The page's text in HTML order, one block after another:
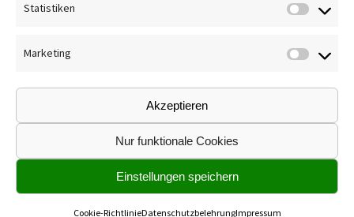
Statistiken
Marketing
Akzeptieren
Nur funktionale Cookies
Einstellungen speichern
Cookie-RichtlinieDatenschutzbelehrungImpressum
Gartengestaltung C. Schreck © 2026. Alle Rechte
vorbehalten.
Powered by - Entworfen mit demHueman-Theme